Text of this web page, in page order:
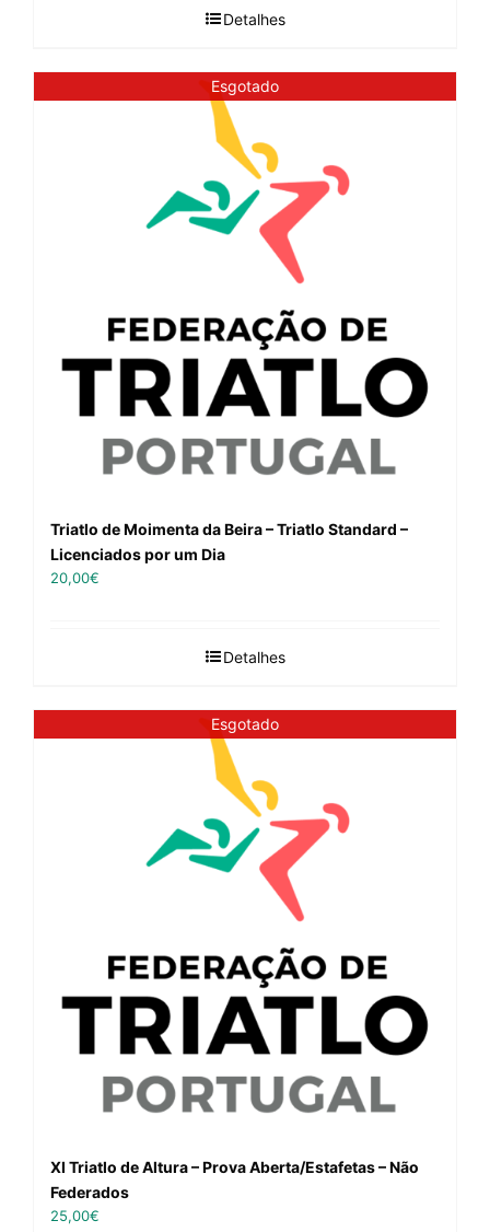
Detalhes
Esgotado
Triatlo de Moimenta da Beira – Triatlo Standard –
Licenciados por um Dia
20,00€
Detalhes
Esgotado
XI Triatlo de Altura – Prova Aberta/Estafetas – Não
Federados
25,00€